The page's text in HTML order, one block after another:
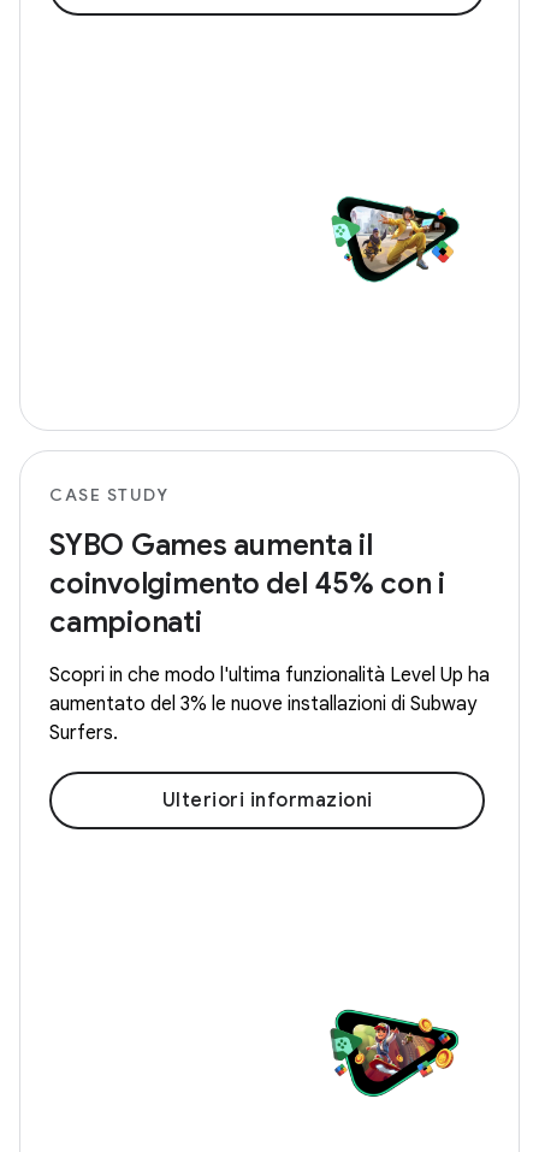
CASE STUDY
SYBO Games aumenta il
coinvolgimento del 45% con i
campionati
Scopri in che modo l'ultima funzionalità Level Up ha
aumentato del 3% le nuove installazioni di Subway
Surfers.
Ulteriori informazioni